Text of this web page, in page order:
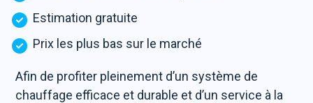
Estimation gratuite
Prix les plus bas sur le marché
Afin de profiter pleinement d’un système de
chauffage efficace et durable et d’un service à la